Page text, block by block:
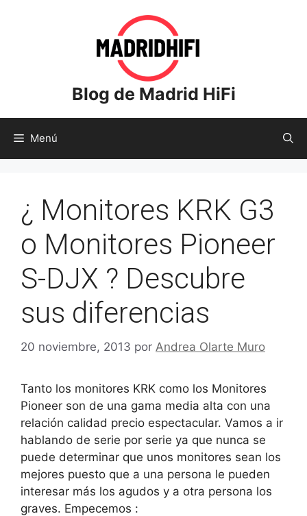
Blog de Madrid HiFi
Menú
¿ Monitores KRK G3
o Monitores Pioneer
S-DJX ? Descubre
sus diferencias
20 noviembre, 2013 por Andrea Olarte Muro
Tanto los monitores KRK como los Monitores
Pioneer son de una gama media alta con una
relación calidad precio espectacular. Vamos a ir
hablando de serie por serie ya que nunca se
puede determinar que unos monitores sean los
mejores puesto que a una persona le pueden
interesar más los agudos y a otra persona los
graves. Empecemos :